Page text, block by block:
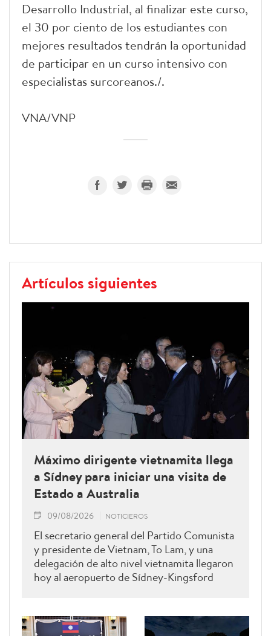
Desarrollo Industrial, al finalizar este curso,
el 30 por ciento de los estudiantes con
mejores resultados tendrán la oportunidad
de participar en un curso intensivo con
especialistas surcoreanos./.
VNA/VNP
Artículos siguientes
Máximo dirigente vietnamita llega
a Sídney para iniciar una visita de
Estado a Australia
09/08/2026 NOTICIEROS
El secretario general del Partido Comunista
y presidente de Vietnam, To Lam, y una
delegación de alto nivel vietnamita llegaron
hoy al aeropuerto de Sídney-Kingsford
agosto, por invitación de la gobernadora
general de Australia, Sam Mostyn.